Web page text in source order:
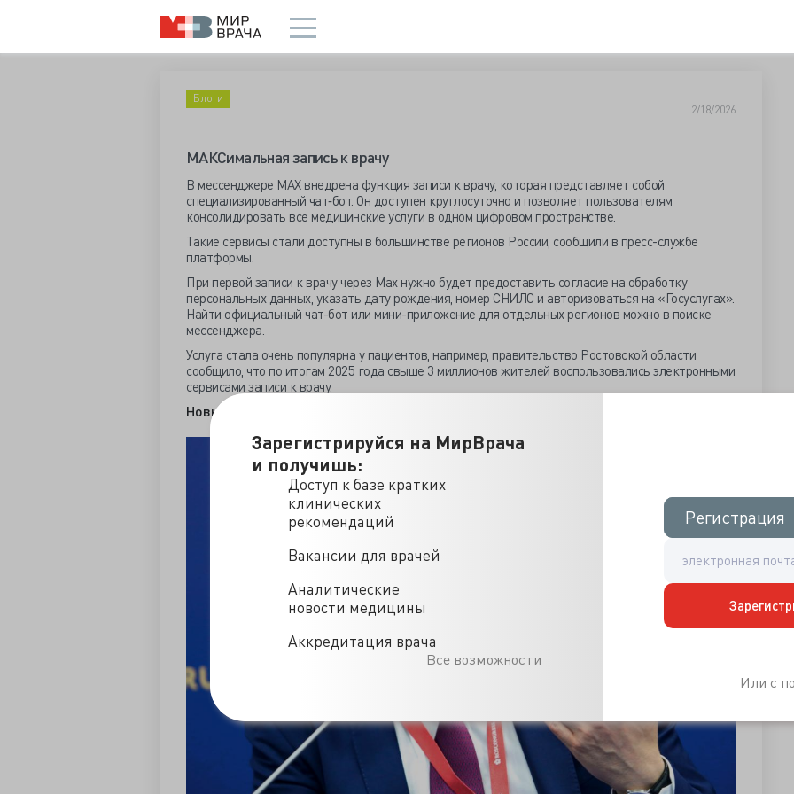
Зарегистрируйся на МирВрача
и получишь:
Доступ к базе кратких
клинических
рекомендаций
Вакансии для врачей
Аналитические
новости медицины
Аккредитация врача
Все возможности
Регистрация
Регистрация
Или с
Блоги
2/18/2026
МАКСимальная запись к врачу
В мессенджере MAX внедрена функция записи к врачу, которая представляет собой
специализированный чат‑бот. Он доступен круглосуточно и позволяет пользователям
консолидировать все медицинские услуги в одном цифровом пространстве.
Такие сервисы стали доступны в большинстве регионов России, сообщили в пресс-службе
платформы.
При первой записи к врачу через Max нужно будет предоставить согласие на обработку
персональных данных, указать дату рождения, номер СНИЛС и авторизоваться на «Госуслугах».
Найти официальный чат-бот или мини-приложение для отдельных регионов можно в поиске
мессенджера.
Услуга стала очень популярна у пациентов, например, правительство Ростовской области
сообщило, что по итогам 2025 года свыше 3 миллионов жителей воспользовались электронными
сервисами записи к врачу.
Новые возможности с Max